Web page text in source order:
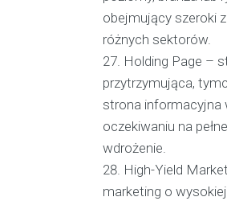
obejmujący szeroki
różnych sektorów.
Holding Page –
przytrzymująca,
strona informacyjna
oczekiwaniu na pełne
wdrożenie.
High-Yield
marketing o wysokiej